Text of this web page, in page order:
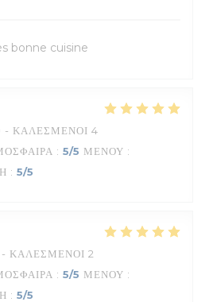
bonne cuisine
- ΚΑΛΕΣΜΈΝΟΙ 4
: 5/5 ΜΕΝΟΎ :
: 5/5
- ΚΑΛΕΣΜΈΝΟΙ 2
: 5/5 ΜΕΝΟΎ :
: 5/5